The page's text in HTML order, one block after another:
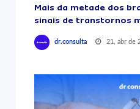
Mais da metade dos
sinais de transtornos
dr.consulta 21, abr de